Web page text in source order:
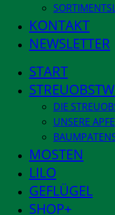
KONTAKT
NEWSLETTER
START
DIE
UNSERE
MOSTEN
LILO
GEFLÜGEL
SHOP